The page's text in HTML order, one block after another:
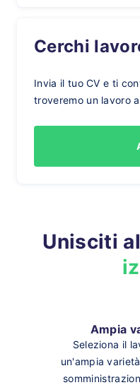
Cerchi
Invia il tuo CV e ti
troveremo un lavoro
Unisciti
Ampia
Seleziona il
un'ampia